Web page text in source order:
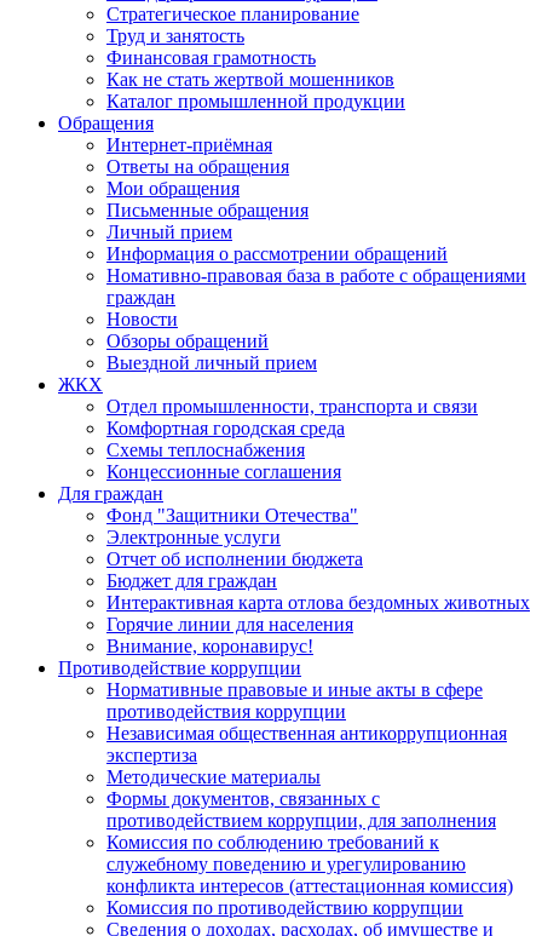
Стратегическое планирование
Труд и занятость
Финансовая грамотность
Как не стать жертвой мошенников
Каталог промышленной продукции
Обращения
Интернет-приёмная
Ответы на обращения
Мои обращения
Письменные обращения
Личный прием
Информация о рассмотрении обращений
Номативно-правовая база в работе с обращениями
граждан
Новости
Обзоры обращений
Выездной личный прием
ЖКХ
Отдел промышленности, транспорта и связи
Комфортная городская среда
Схемы теплоснабжения
Концессионные соглашения
Для граждан
Фонд "Защитники Отечества"
Электронные услуги
Отчет об исполнении бюджета
Бюджет для граждан
Интерактивная карта отлова бездомных животных
Горячие линии для населения
Внимание, коронавирус!
Противодействие коррупции
Нормативные правовые и иные акты в сфере
противодействия коррупции
Независимая общественная антикоррупционная
экспертиза
Методические материалы
Формы документов, связанных с
противодействием коррупции, для заполнения
Комиссия по соблюдению требований к
служебному поведению и урегулированию
конфликта интересов (аттестационная комиссия)
Комиссия по противодействию коррупции
Сведения о доходах, расходах, об имуществе и